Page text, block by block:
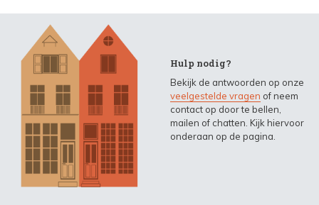
Hulp nodig?
Bekijk de antwoorden op onze
veelgestelde vragen of neem
contact op door te bellen,
mailen of chatten. Kijk hiervoor
onderaan op de pagina.